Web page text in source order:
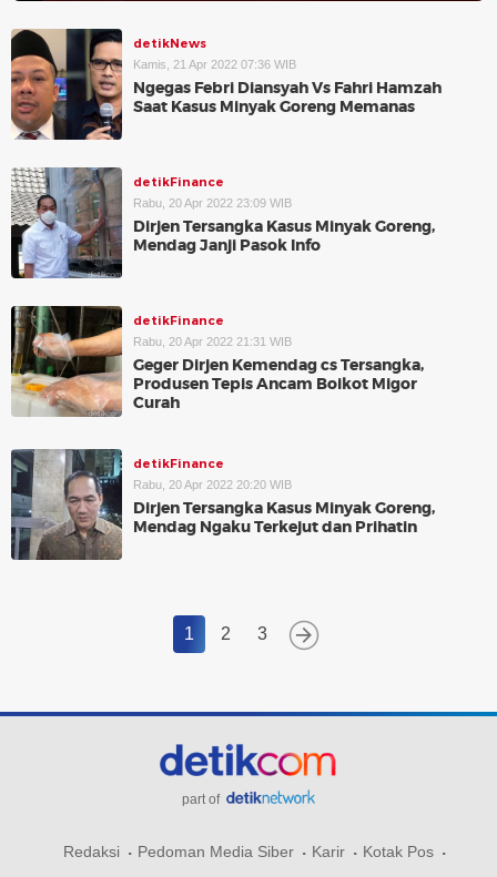
detikNews
Kamis, 21 Apr 2022 07:36 WIB
Ngegas Febri Diansyah Vs Fahri Hamzah
Saat Kasus Minyak Goreng Memanas
detikFinance
Rabu, 20 Apr 2022 23:09 WIB
Dirjen Tersangka Kasus Minyak Goreng,
Mendag Janji Pasok Info
detikFinance
Rabu, 20 Apr 2022 21:31 WIB
Geger Dirjen Kemendag cs Tersangka,
Produsen Tepis Ancam Boikot Migor
Curah
detikFinance
Rabu, 20 Apr 2022 20:20 WIB
Dirjen Tersangka Kasus Minyak Goreng,
Mendag Ngaku Terkejut dan Prihatin
1 2 3
part of
Redaksi Pedoman Media Siber Karir
Kotak Pos